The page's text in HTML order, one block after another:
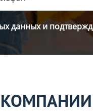
данных и